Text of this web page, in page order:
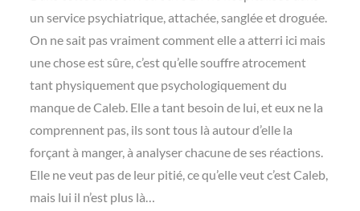
un service psychiatrique, attachée, sanglée et droguée.
On ne sait pas vraiment comment elle a atterri ici mais
une chose est sûre, c’est qu’elle souffre atrocement
tant physiquement que psychologiquement du
manque de Caleb. Elle a tant besoin de lui, et eux ne la
comprennent pas, ils sont tous là autour d’elle la
forçant à manger, à analyser chacune de ses réactions.
Elle ne veut pas de leur pitié, ce qu’elle veut c’est Caleb,
mais lui il n’est plus là…